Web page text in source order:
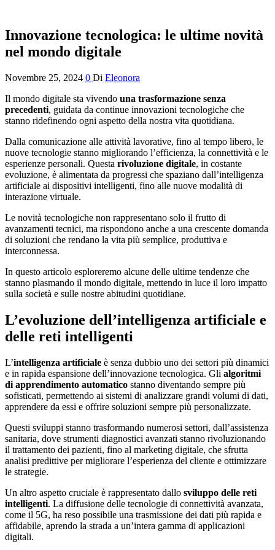
Innovazione tecnologica: le ultime novità
nel mondo digitale
Novembre 25, 2024 0 Di Eleonora
Il mondo digitale sta vivendo una trasformazione senza
precedenti, guidata da continue innovazioni tecnologiche che
stanno ridefinendo ogni aspetto della nostra vita quotidiana.
Dalla comunicazione alle attività lavorative, fino al tempo libero, le
nuove tecnologie stanno migliorando l’efficienza, la connettività e le
esperienze personali. Questa rivoluzione digitale, in costante
evoluzione, è alimentata da progressi che spaziano dall’intelligenza
artificiale ai dispositivi intelligenti, fino alle nuove modalità di
interazione virtuale.
Le novità tecnologiche non rappresentano solo il frutto di
avanzamenti tecnici, ma rispondono anche a una crescente domanda
di soluzioni che rendano la vita più semplice, produttiva e
interconnessa.
In questo articolo esploreremo alcune delle ultime tendenze che
stanno plasmando il mondo digitale, mettendo in luce il loro impatto
sulla società e sulle nostre abitudini quotidiane.
L’evoluzione dell’intelligenza artificiale e
delle reti intelligenti
L’intelligenza artificiale è senza dubbio uno dei settori più dinamici
e in rapida espansione dell’innovazione tecnologica. Gli algoritmi
di apprendimento automatico stanno diventando sempre più
sofisticati, permettendo ai sistemi di analizzare grandi volumi di dati,
apprendere da essi e offrire soluzioni sempre più personalizzate.
Questi sviluppi stanno trasformando numerosi settori, dall’assistenza
sanitaria, dove strumenti diagnostici avanzati stanno rivoluzionando
il trattamento dei pazienti, fino al marketing digitale, che sfrutta
analisi predittive per migliorare l’esperienza del cliente e ottimizzare
le strategie.
Un altro aspetto cruciale è rappresentato dallo sviluppo delle reti
intelligenti. La diffusione delle tecnologie di connettività avanzata,
come il 5G, ha reso possibile una trasmissione dei dati più rapida e
affidabile, aprendo la strada a un’intera gamma di applicazioni
digitali.